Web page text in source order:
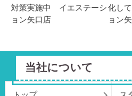
当社について